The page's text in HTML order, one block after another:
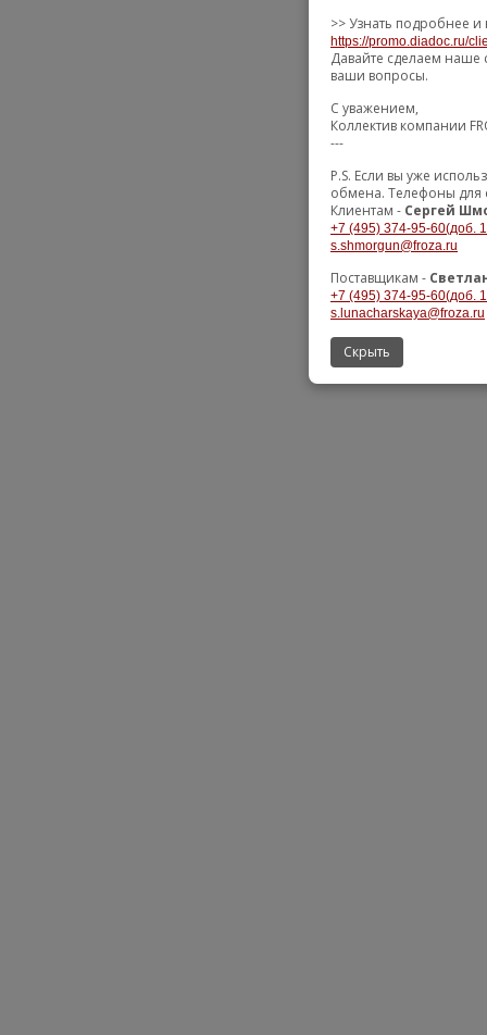
>> Узнать подробнее и
https://promo.diadoc.ru/
Давайте сделаем наше
ваши вопросы.
С уважением,
Коллектив компании
---
P.S. Если вы уже
обмена. Телефоны для
Клиентам - Сергей
+7 (495) 374-95-60(доб.
s.shmorgun@froza.ru
Поставщикам -
+7 (495) 374-95-60(доб.
s.lunacharskaya@froza.ru
Скрыть